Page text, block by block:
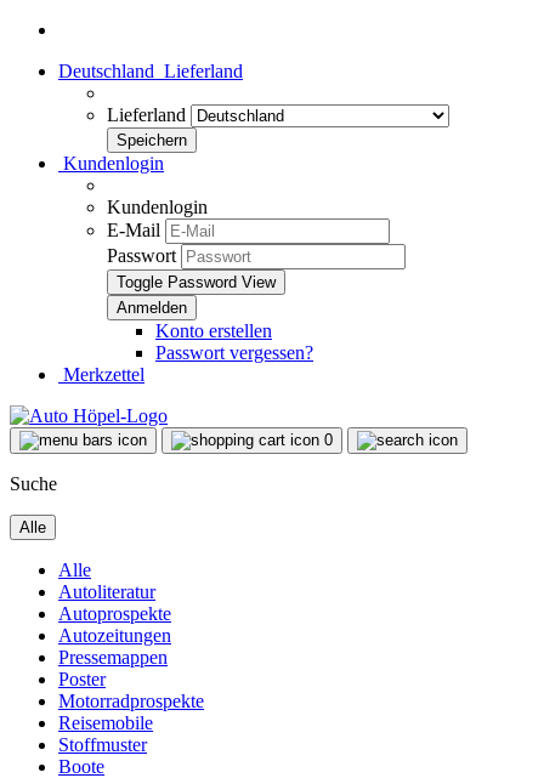
Deutschland Lieferland
Lieferland
Kundenlogin
Kundenlogin
E-Mail
Passwort
Toggle Password View
Konto erstellen
Passwort vergessen?
Merkzettel
0
Suche
Alle
Alle
Autoliteratur
Autoprospekte
Autozeitungen
Pressemappen
Poster
Motorradprospekte
Reisemobile
Stoffmuster
Boote